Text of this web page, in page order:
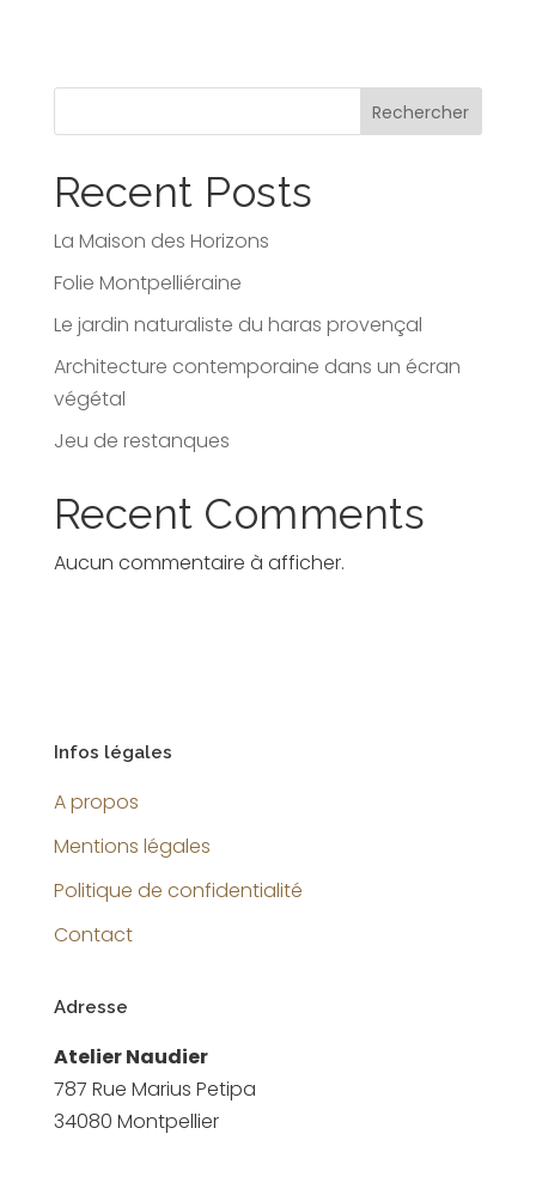
Rechercher
Recent Posts
La Maison des Horizons
Folie Montpelliéraine
Le jardin naturaliste du haras provençal
Architecture contemporaine dans un écran
végétal
Jeu de restanques
Recent Comments
Aucun commentaire à afficher.
Infos légales
A propos
Mentions légales
Politique de confidentialité
Contact
Adresse
Atelier Naudier
787 Rue Marius Petipa
34080 Montpellier